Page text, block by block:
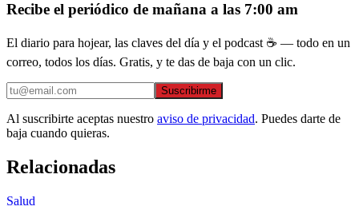
Recibe el periódico de mañana a las 7:00 am
El diario para hojear, las claves del día y el podcast ☕ — todo en un
correo, todos los días. Gratis, y te das de baja con un clic.
Suscribirme
Al suscribirte aceptas nuestro aviso de privacidad. Puedes darte de
baja cuando quieras.
Relacionadas
Salud